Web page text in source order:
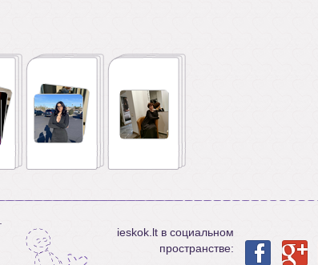
ieskok.lt в социальном
пространстве: